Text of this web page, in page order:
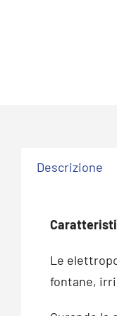
Descrizione
Le
fontane,